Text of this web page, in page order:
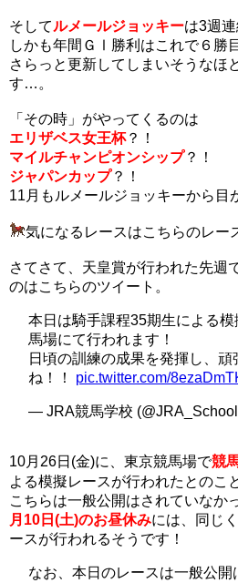
そしてルメールジョッキーは3週
しかも年間ＧⅠ勝利はこれで６勝
さらっと更新してしまいそうなほ
す…。
「その時」がやってくるのは
エリザベス女王杯？！
マイルチャンピオンシップ？！
ジャパンカップ？！
11月もルメールジョッキーから目
気になるレースはこちらのレー
さてさて、天皇賞が行われた先週
のはこちらのツイート。
本日は騎手課程35期生による
馬場にて行われます！
日頃の訓練の成果を発揮し、
ね！！ pic.twitter.com/
— JRA競馬学校
10月26日(金)に、東京競馬場で競
よる模擬レースが行われたとのこ
こちらは一般公開はされていなか
月10日(土)のお昼休みには、同じ
ースが行われるそうです！
なお、本日のレースは一般公